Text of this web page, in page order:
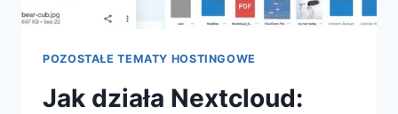
POZOSTAŁE TEMATY HOSTINGOWE
Jak działa Nextcloud: